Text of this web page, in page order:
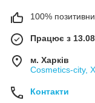
100%
Працює з
м. Харків
Cosmetics-city,
Контакти